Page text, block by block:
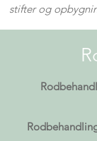
stifter og